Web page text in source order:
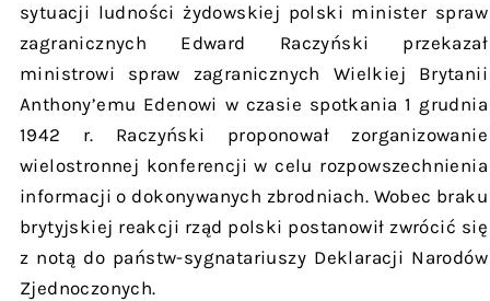
sytuacji ludności żydowskiej polski minister spraw
zagranicznych Edward Raczyński przekazał
ministrowi spraw zagranicznych Wielkiej Brytanii
Anthony’emu Edenowi w czasie spotkania 1 grudnia
1942 r. Raczyński proponował zorganizowanie
wielostronnej konferencji w celu rozpowszechnienia
informacji o dokonywanych zbrodniach. Wobec braku
brytyjskiej reakcji rząd polski postanowił zwrócić się
z notą do państw-sygnatariuszy Deklaracji Narodów
Zjednoczonych.